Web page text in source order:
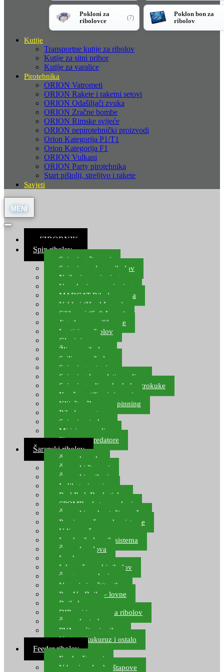
Pokloni za
ribolovce
(7)
Poklon bon za
ribolov
Kutije
Transportne kutije za ribolov
Kutije za sitni pribor
Kutije za varalice
Pirotehnika
ORION Vatrometi
ORION Rakete i raketni setovi
ORION Odašiljači zvuka
ORION Zračne bombe
ORION Rimske svijeće
ORION nepirotehnički proizvodi
Orion Kategorija P1/T1
Orion Kategorija F1
ORION Vulkani
ORION Party pirotehnika
Start pištolji, streljivo i rakete
Savjeti
≡ IZBORNIK
Spin ribolov
Spinning štapovi
Spinning role za ribolov
Najloni za spinning
Upredenice za spinning
MADCAT Ribolov soma
Vobleri (Hard Lures)
Silikonci (Soft Lures)
Jig glave za silikonce
Leptiri za ribolov
Glavinjare
Žlice za ribolov
Sajlice za ribolov
Spinning setovi
Spinning kompleti varalica
Spinning udice, dvokuke, trokuke
Kopče, vrtilice i ringovi
Kliješta, škare za spinning
Ribolov pastrve
Spinning torbe
Mirisi za varalice
Plovci za predatore
Šaranski ribolov
Šaranske role
Šaranski štapovi
Šaranski najloni
Indikatori ugriza
Rod Pod, Banksticks
SPOMB rakete, markeri
Šaranski podmetači, mreže
Pernice za šaranske sisteme
Udice za šarana, amura
Izrada ribolovnih sistema
Šaranska olova
Leadcore
Igle za šaranski ribolov
Špage, upredenice
Vaganje i zaštita ribe
Pop Up Boile – lovne
Boile lovne
DIP-ovi i arome za ribolov
Šaranske torbe
PVA vrećice i pribor
Umjetni kukuruz i ostalo
Feeder ribolov
Feeder štapovi
Vrhovi za feeder štapove